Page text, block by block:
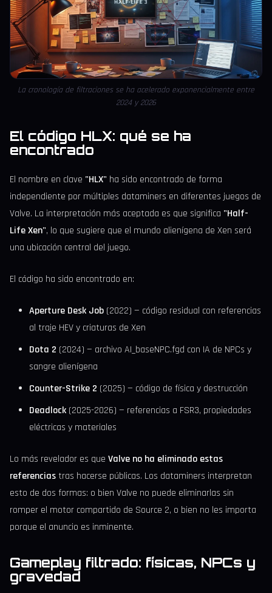
La cronología de filtraciones se ha acelerado exponencialmente entre
2024 y 2026
El código HLX: qué se ha
encontrado
El nombre en clave "HLX" ha sido encontrado de forma
independiente por múltiples dataminers en diferentes juegos de
Valve. La interpretación más aceptada es que significa "Half-
Life Xen", lo que sugiere que el mundo alienígena de Xen será
una ubicación central del juego.
El código ha sido encontrado en:
Aperture Desk Job (2022) — código residual con referencias
al traje HEV y criaturas de Xen
Dota 2 (2024) — archivo AI_baseNPC.fgd con IA de NPCs y
sangre alienígena
Counter-Strike 2 (2025) — código de física y destrucción
Deadlock (2025-2026) — referencias a FSR3, propiedades
eléctricas y materiales
Lo más revelador es que Valve no ha eliminado estas
referenciastras hacerse públicas. Los dataminers interpretan
esto de dos formas: o bien Valve no puede eliminarlas sin
romper el motor compartido de Source 2, o bien no les importa
porque el anuncio es inminente.
Gameplay filtrado: físicas, NPCs y
gravedad